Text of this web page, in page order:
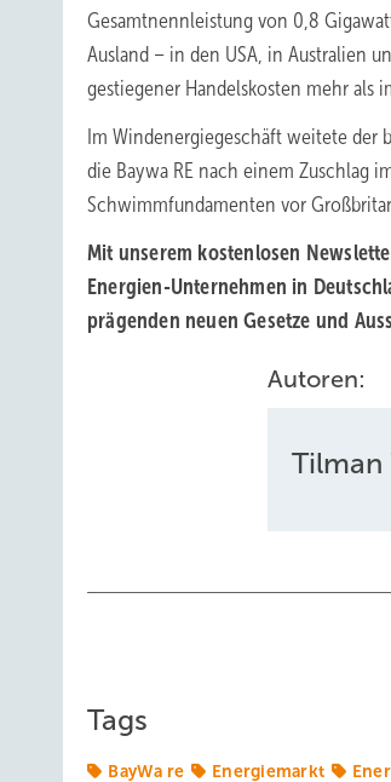
Gesamtnennleistung von 0,8
Ausland – in den USA, in Australien
gestiegener Handelskosten mehr als
Im Windenergiegeschäft weitete der
die Baywa RE nach einem Zuschlag
Schwimmfundamenten vor
Mit unserem kostenlosen
Energien-Unternehmen in
prägenden neuen Gesetze und
Autoren:
Tilman
Tags
BayWa re Energiemarkt